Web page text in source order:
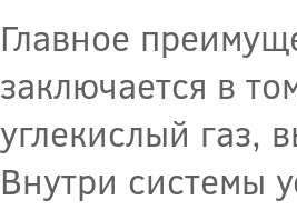
Главное
заключается в
углекислый газ,
Внутри системы